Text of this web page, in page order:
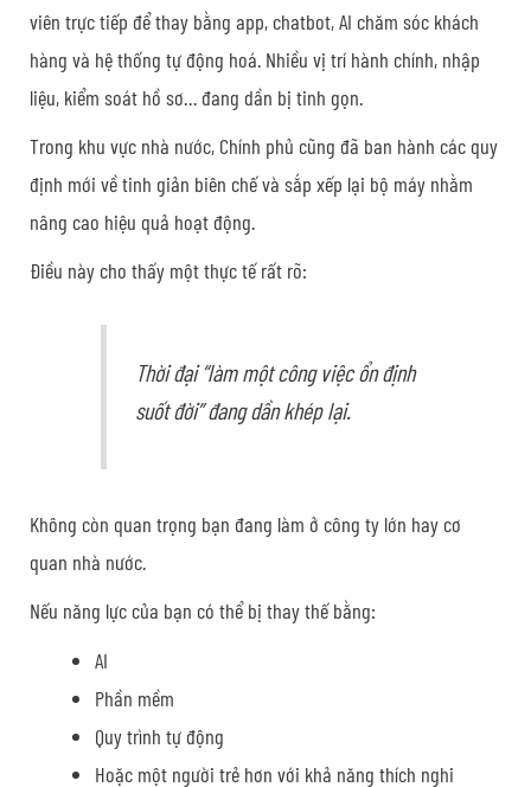
viên trực tiếp để thay bằng app, chatbot, AI chăm sóc khách
hàng và hệ thống tự động hoá. Nhiều vị trí hành chính, nhập
liệu, kiểm soát hồ sơ… đang dần bị tinh gọn.
Trong khu vực nhà nước, Chính phủ cũng đã ban hành các quy
định mới về tinh giản biên chế và sắp xếp lại bộ máy nhằm
nâng cao hiệu quả hoạt động.
Điều này cho thấy một thực tế rất rõ:
Thời đại “làm một công việc ổn định
suốt đời” đang dần khép lại.
Không còn quan trọng bạn đang làm ở công ty lớn hay cơ
quan nhà nước.
Nếu năng lực của bạn có thể bị thay thế bằng:
AI
Phần mềm
Quy trình tự động
Hoặc một người trẻ hơn với khả năng thích nghi